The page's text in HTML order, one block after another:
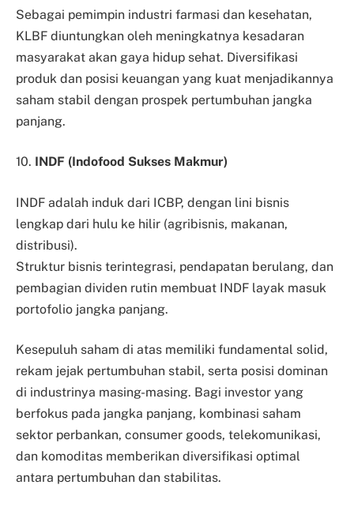
Sebagai pemimpin industri farmasi dan kesehatan,
KLBF diuntungkan oleh meningkatnya kesadaran
masyarakat akan gaya hidup sehat. Diversifikasi
produk dan posisi keuangan yang kuat menjadikannya
saham stabil dengan prospek pertumbuhan jangka
panjang.
10. INDF (Indofood Sukses Makmur)
INDF adalah induk dari ICBP, dengan lini bisnis
lengkap dari hulu ke hilir (agribisnis, makanan,
distribusi).
Struktur bisnis terintegrasi, pendapatan berulang, dan
pembagian dividen rutin membuat INDF layak masuk
portofolio jangka panjang.
Kesepuluh saham di atas memiliki fundamental solid,
rekam jejak pertumbuhan stabil, serta posisi dominan
di industrinya masing-masing. Bagi investor yang
berfokus pada jangka panjang, kombinasi saham
sektor perbankan, consumer goods, telekomunikasi,
dan komoditas memberikan diversifikasi optimal
antara pertumbuhan dan stabilitas.